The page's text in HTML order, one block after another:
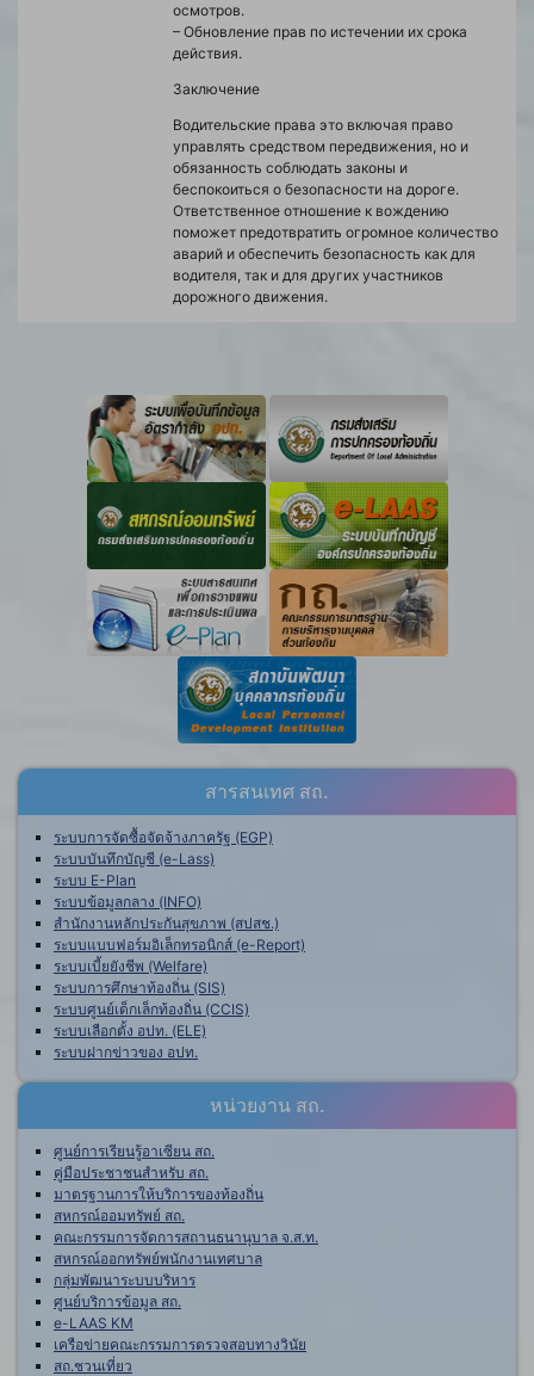
осмотров.
– Обновление прав по истечении их срока
действия.
Заключение
Водительские права это включая право
управлять средством передвижения, но и
обязанность соблюдать законы и
беспокоиться о безопасности на дороге.
Ответственное отношение к вождению
поможет предотвратить огромное количество
аварий и обеспечить безопасность как для
водителя, так и для других участников
дорожного движения.
สารสนเทศ สถ.
ระบบการจัดซื้อจัดจ้างภาครัฐ (EGP)
ระบบบันทึกบัญชี (e-Lass)
ระบบ E-Plan
ระบบข้อมูลกลาง (INFO)
สำนักงานหลักประกันสุขภาพ (สปสช.)
ระบบแบบฟอร์มอิเล็กทรอนิกส์ (e-Report)
ระบบเบี้ยยังชีพ (Welfare)
ระบบการศึกษาท้องถิ่น (SIS)
ระบบศูนย์เด็กเล็กท้องถิ่น (CCIS)
ระบบเลือกตั้ง อปท. (ELE)
ระบบฝากข่าวของ อปท.
หน่วยงาน สถ.
ศูนย์การเรียนรู้อาเซียน สถ.
คู่มือประชาชนสำหรับ สถ.
มาตรฐานการให้บริการของท้องถิ่น
สหกรณ์ออมทรัพย์ สถ.
คณะกรรมการจัดการสถานธนานุบาล จ.ส.ท.
สหกรณ์ออกทรัพย์พนักงานเทศบาล
กลุ่มพัฒนาระบบบริหาร
ศูนย์บริการข้อมูล สถ.
e-LAAS KM
เครือข่ายคณะกรรมการตรวจสอบทางวินัย
สถ.ชวนเที่ยว